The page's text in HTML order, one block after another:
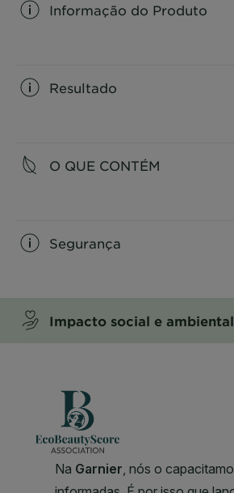
Informação do Produto
Resultado
O QUE CONTÉM
Segurança
Impacto social e ambiental